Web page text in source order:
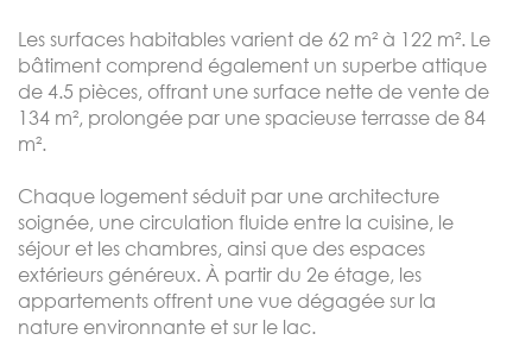
Les surfaces habitables varient de 62 m² à 122 m². Le
bâtiment comprend également un superbe attique
de 4.5 pièces, offrant une surface nette de vente de
134 m², prolongée par une spacieuse terrasse de 84
m².
Chaque logement séduit par une architecture
soignée, une circulation fluide entre la cuisine, le
séjour et les chambres, ainsi que des espaces
extérieurs généreux. À partir du 2e étage, les
appartements offrent une vue dégagée sur la
nature environnante et sur le lac.